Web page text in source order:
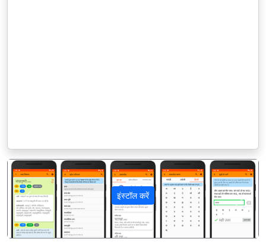
इंस्टॉल करें
पिछला अगला